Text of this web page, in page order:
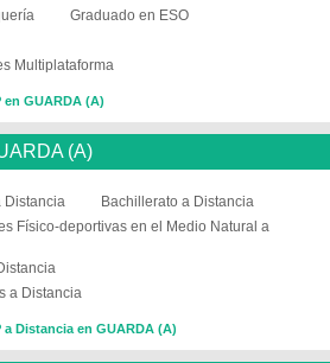
Graduado en ESO
Multiplataforma
en GUARDA (A)
(A)
Distancia
Bachillerato a Distancia
Físico-deportivas en el Medio Natural a
a Distancia
a Distancia en GUARDA (A)